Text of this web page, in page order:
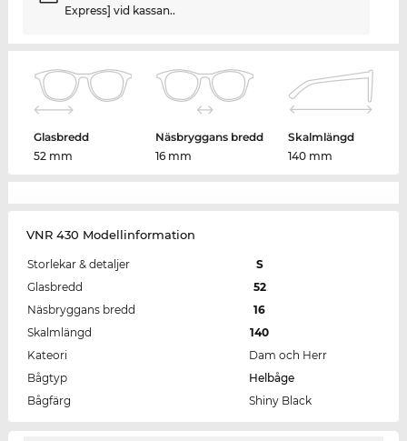
Express] vid kassan..
Glasbredd
52 mm
Näsbryggans bredd
16 mm
Skalmlängd
140 mm
VNR 430 Modellinformation
Storlekar & detaljer
S
Glasbredd
52
Näsbryggans bredd
16
Skalmlängd
140
Kateori
Dam och Herr
Bågtyp
Helbåge
Bågfärg
Shiny Black